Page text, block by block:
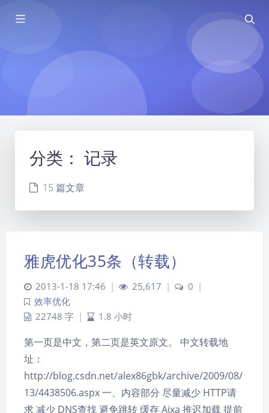
分类： 记录
15 篇文章
雅虎优化35条（转载）
2013-1-18 17:46 | 25,617 | 0 |
效率优化
22748 字 | 1.8 小时
第一页是中文，第二页是英文原文。 中文转载地
址：
http://blog.csdn.net/alex86gbk/archive/2009/08/
13/4438506.aspx 一、内容部分 尽量减少 HTTP请
求 减少 DNS查找 避免跳转 缓存 Ajxa 推迟加载 提前